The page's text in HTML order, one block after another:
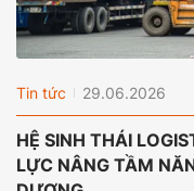
Tin tức 29.06.2026
HỆ SINH THÁI
LỰC NÂNG TẦM